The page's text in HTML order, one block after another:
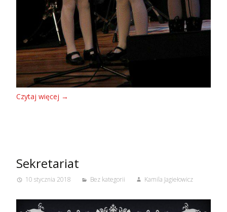
Czytaj więcej →
Sekretariat
10 stycznia 2018 Bez kategorii Kamila Jagiełowicz